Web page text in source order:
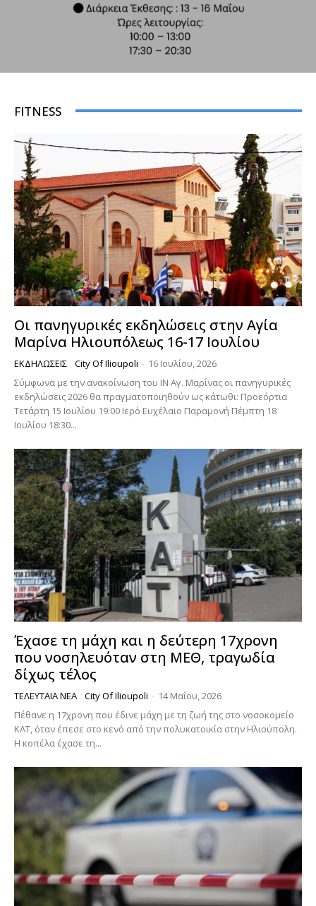
FITNESS
Οι πανηγυρικές εκδηλώσεις στην Αγία
Μαρίνα Ηλιουπόλεως 16-17 Ιουλίου
ΕΚΔΗΛΏΣΕΙΣ City Of Ilioupoli - 16 Ιουλίου, 2026
Σύμφωνα με την ανακοίνωση του ΙΝ Αγ. Μαρίνας οι πανηγυρικές
εκδηλώσεις 2026 θα πραγματοποιηθούν ως κάτωθι: Προεόρτια
Τετάρτη 15 Ιουλίου 19:00 Ιερό Ευχέλαιο Παραμονή Πέμπτη 18
Ιουλίου 18:30...
Έχασε τη μάχη και η δεύτερη 17χρονη
που νοσηλευόταν στη ΜΕΘ, τραγωδία
δίχως τέλος
ΤΕΛΕΥΤΑΊΑ ΝΈΑ City Of Ilioupoli - 14 Μαΐου, 2026
Πέθανε η 17χρονη που έδινε μάχη με τη ζωή της στο νοσοκομείο
ΚΑΤ, όταν έπεσε στο κενό από την πολυκατοικία στην Ηλιούπολη.
Η κοπέλα έχασε τη...